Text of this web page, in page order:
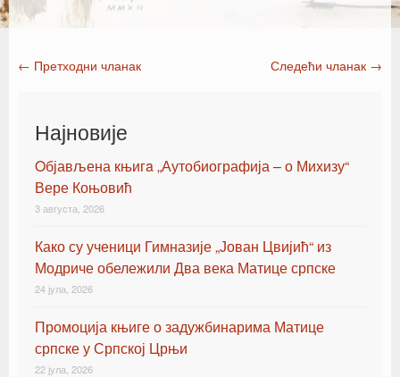
Post navigation
Следећи чланак →
← Претходни чланак
Најновије
Oбјављена књигa „Аутобиографија – о Михизу“
Вере Коњовић
3 августа, 2026
Како су ученици Гимназије „Јован Цвијић“ из
Модриче обележили Два века Матице српске
24 јула, 2026
Промоција књиге о задужбинарима Матице
српске у Српској Црњи
22 јула, 2026